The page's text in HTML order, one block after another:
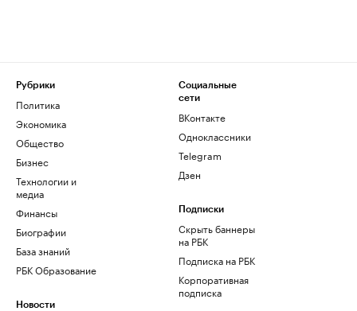
Рубрики
Политика
Экономика
Общество
Бизнес
Технологии и
медиа
Финансы
Биографии
База знаний
РБК Образование
Новости
Социальные
сети
ВКонтакте
Одноклассники
Telegram
Дзен
Подписки
Скрыть баннеры
на РБК
Подписка на РБК
Корпоративная
подписка